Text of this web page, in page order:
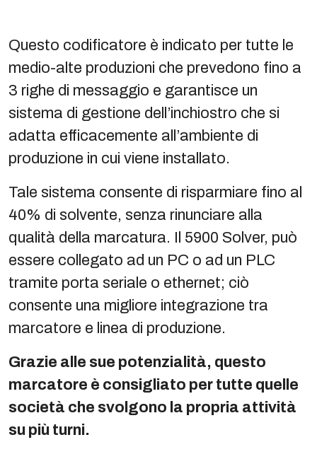
Questo codificatore è indicato per tutte le
medio-alte produzioni che prevedono fino a
3 righe di messaggio e garantisce un
sistema di gestione dell’inchiostro che si
adatta efficacemente all’ambiente di
produzione in cui viene installato.
Tale sistema consente di risparmiare fino al
40% di solvente, senza rinunciare alla
qualità della marcatura. Il 5900 Solver, può
essere collegato ad un PC o ad un PLC
tramite porta seriale o ethernet; ciò
consente una migliore integrazione tra
marcatore e linea di produzione.
Grazie alle sue potenzialità, questo
marcatore è consigliato per tutte quelle
società che svolgono la propria attività
su più turni.